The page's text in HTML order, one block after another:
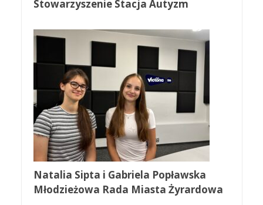
Stowarzyszenie Stacja Autyzm
Natalia Sipta i Gabriela Popławska
Młodzieżowa Rada Miasta Żyrardowa